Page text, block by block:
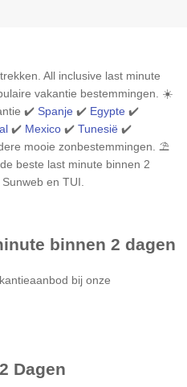
All inclusive last minute
vakantie bestemmingen. ☀️
✔️ Spanje ✔️ Egypte ✔️
✔️ Mexico ✔️ Tunesië ✔️
mooie zonbestemmingen. ⛱️
beste last minute binnen 2
en TUI.
binnen 2 dagen
bij onze
Dagen